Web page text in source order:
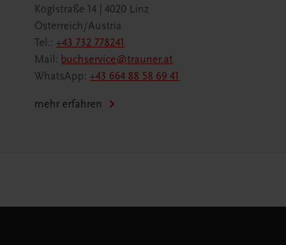
Köglstraße 14 | 4020 Linz
Österreich/Austria
Tel.:+43 732 778241
Mail: buchservice@trauner.at
WhatsApp:+43 664 88 58 69 41
mehr erfahren